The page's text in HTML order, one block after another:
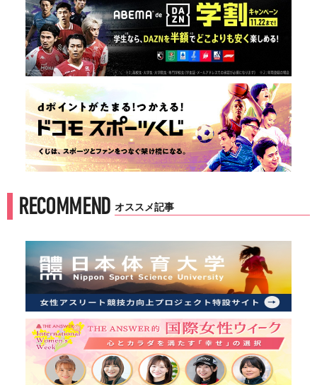
RECOMMEND オススメ記事